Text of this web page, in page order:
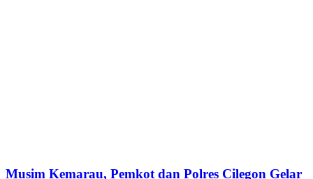
Musim Kemarau, Pemkot dan Polres Cilegon Gelar